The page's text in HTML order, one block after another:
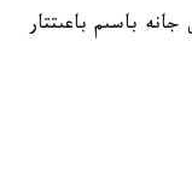
باسىم باعىتتار